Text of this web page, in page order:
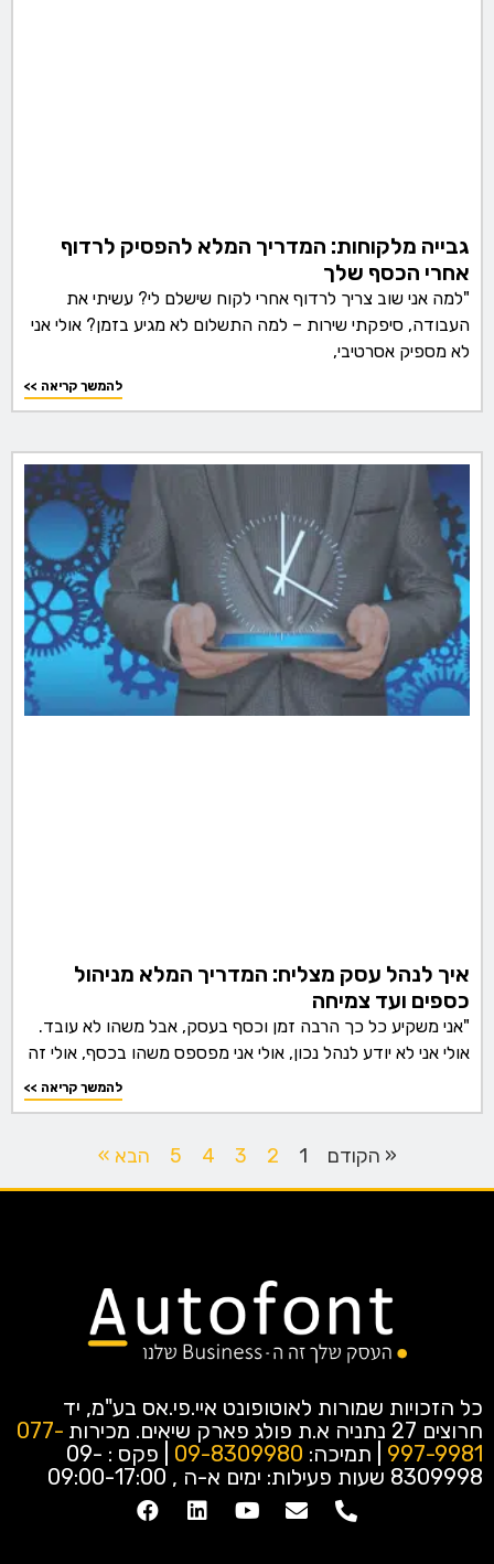
גבייה מלקוחות: המדריך המלא להפסיק לרדוף
אחרי הכסף שלך
"למה אני שוב צריך לרדוף אחרי לקוח שישלם לי? עשיתי את
העבודה, סיפקתי שירות – למה התשלום לא מגיע בזמן? אולי אני
לא מספיק אסרטיבי,
<< להמשך קריאה
איך לנהל עסק מצליח: המדריך המלא מניהול
כספים ועד צמיחה
"אני משקיע כל כך הרבה זמן וכסף בעסק, אבל משהו לא עובד.
אולי אני לא יודע לנהל נכון, אולי אני מפספס משהו בכסף, אולי זה
<< להמשך קריאה
« הקודם 1
2
3
4
5 הבא »
כל הזכויות שמורות לאוטופונט איי.פי.אס בע"מ, יד
חרוצים 27 נתניה א.ת פולג פארק שיאים.
מכירות 077-
997-9981
| תמיכה: 09-8309980
| פקס : 09-
8309998 שעות פעילות: ימים א-ה , 09:00-17:00